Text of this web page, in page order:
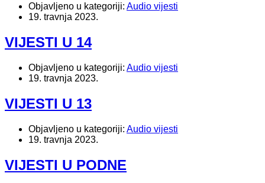
Objavljeno u kategoriji: Audio vijesti
19. travnja 2023.
VIJESTI U 14
Objavljeno u kategoriji: Audio vijesti
19. travnja 2023.
VIJESTI U 13
Objavljeno u kategoriji: Audio vijesti
19. travnja 2023.
VIJESTI U PODNE